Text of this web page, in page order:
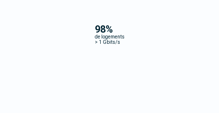
98%
de logements
> 1 Gbits/s